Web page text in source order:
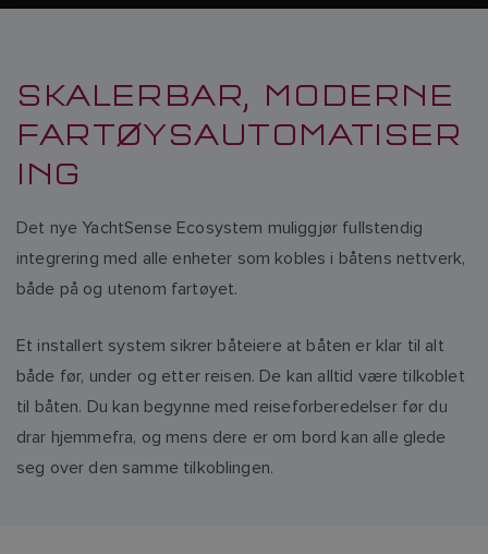
SKALERBAR, MODERNE
FARTØYSAUTOMATISER
ING
Det nye YachtSense Ecosystem muliggjør fullstendig
integrering med alle enheter som kobles i båtens nettverk,
både på og utenom fartøyet.
Et installert system sikrer båteiere at båten er klar til alt
både før, under og etter reisen. De kan alltid være tilkoblet
til båten. Du kan begynne med reiseforberedelser før du
drar hjemmefra, og mens dere er om bord kan alle glede
seg over den samme tilkoblingen.